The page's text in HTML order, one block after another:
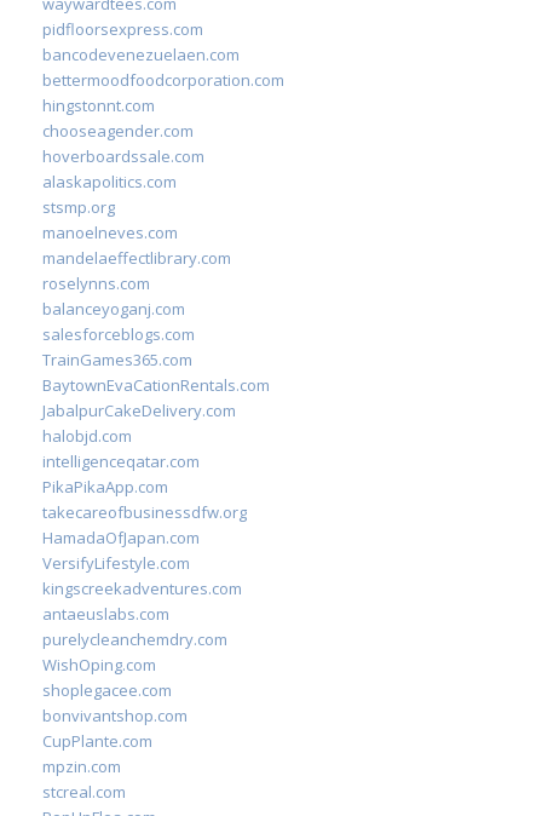
pidfloorsexpress.com
bancodevenezuelaen.com
bettermoodfoodcorporation.com
hingstonnt.com
chooseagender.com
hoverboardssale.com
alaskapolitics.com
stsmp.org
manoelneves.com
mandelaeffectlibrary.com
roselynns.com
balanceyoganj.com
salesforceblogs.com
TrainGames365.com
BaytownEvaCationRentals.com
JabalpurCakeDelivery.com
halobjd.com
intelligenceqatar.com
PikaPikaApp.com
takecareofbusinessdfw.org
HamadaOfJapan.com
VersifyLifestyle.com
kingscreekadventures.com
antaeuslabs.com
purelycleanchemdry.com
WishOping.com
shoplegacee.com
bonvivantshop.com
CupPlante.com
mpzin.com
stcreal.com